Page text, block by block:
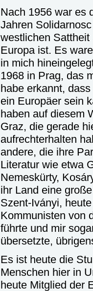
Nach 1956 war es
Jahren
westlichen
Europa ist. Es
in mich
1968 in Prag, das
habe erkannt,
ein Europäer sein
haben auf diesem
Graz, die gerade
aufrechterhalten
andere, die ihre
Literatur wie etwa
Nemeskürty,
ihr Land eine
Szent-Iványi,
Kommunisten von
führte und mir
übersetzte,
Es ist heute die
Menschen hier in
heute Mitglied der